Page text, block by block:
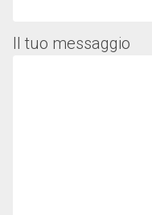
Il tuo messaggio